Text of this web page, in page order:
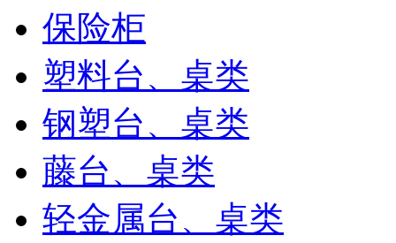
保险柜
塑料台、桌类
钢塑台、桌类
藤台、桌类
轻金属台、桌类